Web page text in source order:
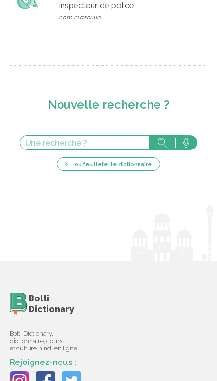
inspecteur de police
nom masculin
Nouvelle recherche ?
...ou feuilleter le dictionnaire
Bolti
Dictionary
Bolti Dictionary,
dictionnaire, cours
et culture hindi en ligne
Rejoignez-nous :